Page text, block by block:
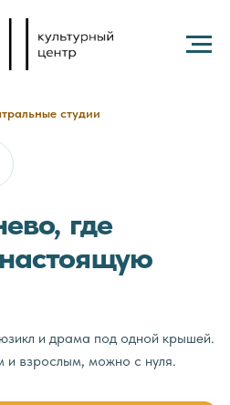
студии
где
и драма под одной крышей.
и взрослым, можно с нуля.